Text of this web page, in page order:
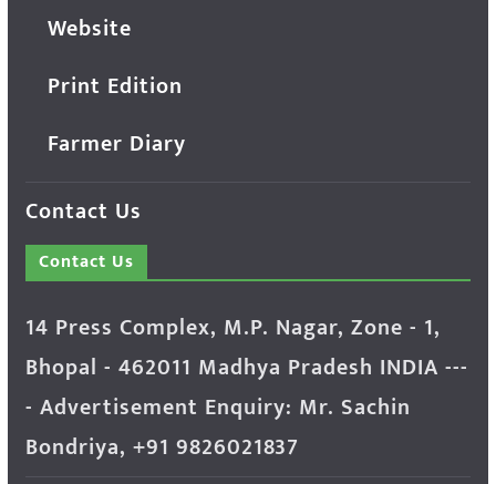
Website
Print Edition
Farmer Diary
Contact Us
Contact Us
14 Press Complex, M.P. Nagar, Zone - 1,
Bhopal - 462011 Madhya Pradesh INDIA ---
- Advertisement Enquiry: Mr. Sachin
Bondriya, +91 9826021837